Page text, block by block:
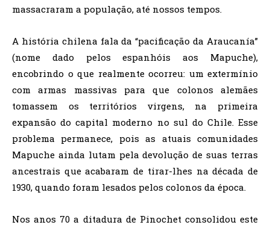
massacraram a população, até nossos tempos.
A história chilena fala da “pacificação da Araucanía”
(nome dado pelos espanhóis aos Mapuche),
encobrindo o que realmente ocorreu: um extermínio
com armas massivas para que colonos alemães
tomassem os territórios virgens, na primeira
expansão do capital moderno no sul do Chile. Esse
problema permanece, pois as atuais comunidades
Mapuche ainda lutam pela devolução de suas terras
ancestrais que acabaram de tirar-lhes na década de
1930, quando foram lesados pelos colonos da época.
Nos anos 70 a ditadura de Pinochet consolidou este